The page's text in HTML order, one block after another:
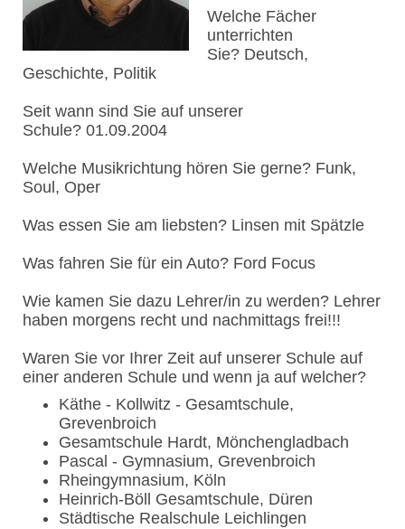
Welche Fächer
unterrichten
Sie? Deutsch,
Geschichte, Politik
Seit wann sind Sie auf unserer
Schule? 01.09.2004
Welche Musikrichtung hören Sie gerne? Funk,
Soul, Oper
Was essen Sie am liebsten? Linsen mit Spätzle
Was fahren Sie für ein Auto? Ford Focus
Wie kamen Sie dazu Lehrer/in zu werden? Lehrer
haben morgens recht und nachmittags frei!!!
Waren Sie vor Ihrer Zeit auf unserer Schule auf
einer anderen Schule und wenn ja auf welcher?
Käthe - Kollwitz - Gesamtschule,
Grevenbroich
Gesamtschule Hardt, Mönchengladbach
Pascal - Gymnasium, Grevenbroich
Rheingymnasium, Köln
Heinrich-Böll Gesamtschule, Düren
Städtische Realschule Leichlingen